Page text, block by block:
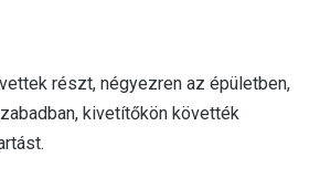
részt, négyezren az épületben,
kivetítőkön követték